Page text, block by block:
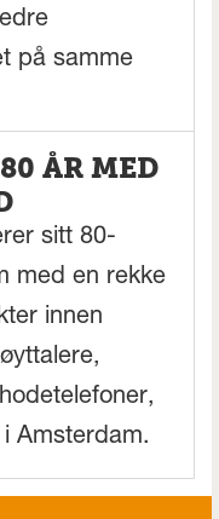
på samme
ÅR MED
sitt 80-
med en rekke
innen
Amsterdam.